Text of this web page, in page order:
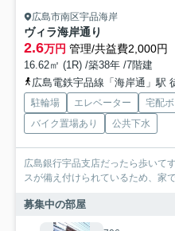
広島市南区宇品海岸
ヴィラ海岸通り
2.6万円 管理/共益費2,000円
16.62㎡ (1R) /築38年 /7階建
広島電鉄宇品線「海岸通」駅
駐輪場 エレベーター 宅配
バイク置場あり
公共下水
広島銀行宇品支店だったら歩いて
スが備え付けられているため、家
募集中の部屋